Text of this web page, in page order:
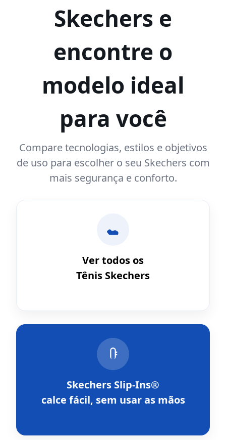
Skechers e
encontre o
modelo ideal
para você
Compare tecnologias, estilos e objetivos
de uso para escolher o seu Skechers com
mais segurança e conforto.
Ver todos os
Tênis Skechers
Skechers Slip-Ins®
calce fácil, sem usar as mãos